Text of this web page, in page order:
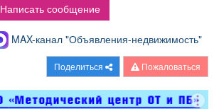
Я - пенсионер
Написать сообщение
MAX-канал "Объявления-недвижимость"
Поделиться Пожаловаться